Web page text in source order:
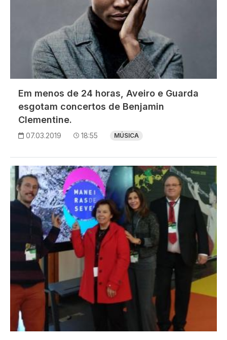
Em menos de 24 horas, Aveiro e Guarda
esgotam concertos de Benjamin
Clementine.
07.03.2019 18:55 MÚSICA
Imagem